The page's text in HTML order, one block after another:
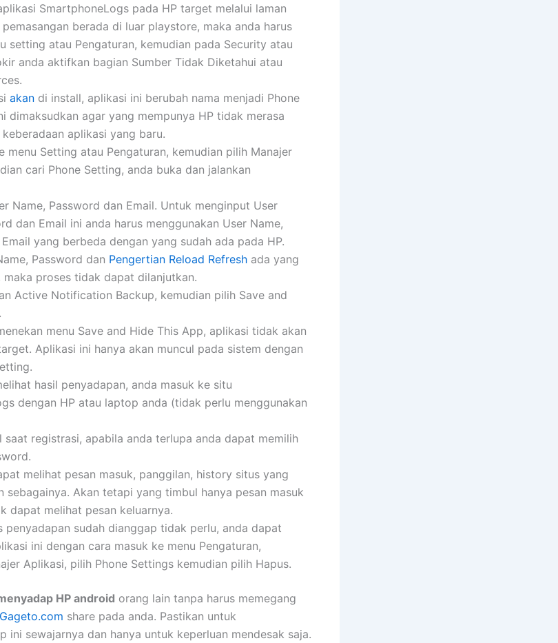
SmartphoneLogs pada HP target melalui laman
pemasangan berada di luar playstore, maka anda harus
setting atau Pengaturan, kemudian pada Security atau
anda aktifkan bagian Sumber Tidak Diketahui atau
akan di install, aplikasi ini berubah nama menjadi Phone
dimaksudkan agar yang mempunya HP tidak merasa
aplikasi yang baru.
menu Setting atau Pengaturan, kemudian pilih Manajer
cari Phone Setting, anda buka dan jalankan
Name, Password dan Email. Untuk menginput User
dan Email ini anda harus menggunakan User Name,
yang berbeda dengan yang sudah ada pada HP.
Password dan Pengertian Reload Refresh ada yang
maka proses tidak dapat dilanjutkan.
Active Notification Backup, kemudian pilih Save and
menu Save and Hide This App, aplikasi tidak akan
Aplikasi ini hanya akan muncul pada sistem dengan
hasil penyadapan, anda masuk ke situ
dengan HP atau laptop anda (tidak perlu menggunakan
saat registrasi, apabila anda terlupa anda dapat memilih
melihat pesan masuk, panggilan, history situs yang
sebagainya. Akan tetapi yang timbul hanya pesan masuk
dapat melihat pesan keluarnya.
penyadapan sudah dianggap tidak perlu, anda dapat
ini dengan cara masuk ke menu Pengaturan,
Aplikasi, pilih Phone Settings kemudian pilih Hapus.
HP android orang lain tanpa harus memegang
Gageto.com share pada anda. Pastikan untuk
ini sewajarnya dan hanya untuk keperluan mendesak saja.